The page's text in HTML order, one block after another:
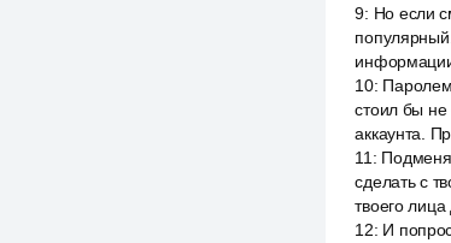
9: Но если
10:
стоил бы не
аккаунта.
11 :
сделать с
твоего лица
12: И